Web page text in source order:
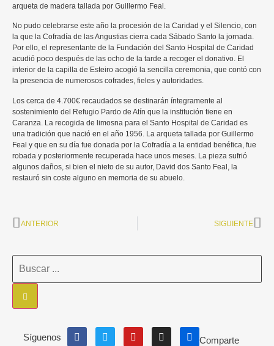
arqueta de madera tallada por Guillermo Feal.
No pudo celebrarse este año la procesión de la Caridad y el Silencio, con
la que la Cofradía de las Angustias cierra cada Sábado Santo la jornada.
Por ello, el representante de la Fundación del Santo Hospital de Caridad
acudió poco después de las ocho de la tarde a recoger el donativo. El
interior de la capilla de Esteiro acogió la sencilla ceremonia, que contó con
la presencia de numerosos cofrades, fieles y autoridades.
Los cerca de 4.700€ recaudados se destinarán íntegramente al
sostenimiento del Refugio Pardo de Atín que la institución tiene en
Caranza. La recogida de limosna para el Santo Hospital de Caridad es
una tradición que nació en el año 1956. La arqueta tallada por Guillermo
Feal y que en su día fue donada por la Cofradía a la entidad benéfica, fue
robada y posteriormente recuperada hace unos meses. La pieza sufrió
algunos daños, si bien el nieto de su autor, David dos Santo Feal, la
restauró sin coste alguno en memoria de su abuelo.
ANTERIOR SIGUIENTE
Síguenos Comparte